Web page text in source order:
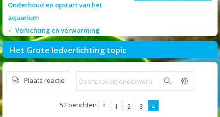
Onderhoud en opstart van het
aquarium
Verlichting en verwarming
Het Grote ledverlichting topic
Plaats reactie Zoek
52 berichten 1 2 3 4